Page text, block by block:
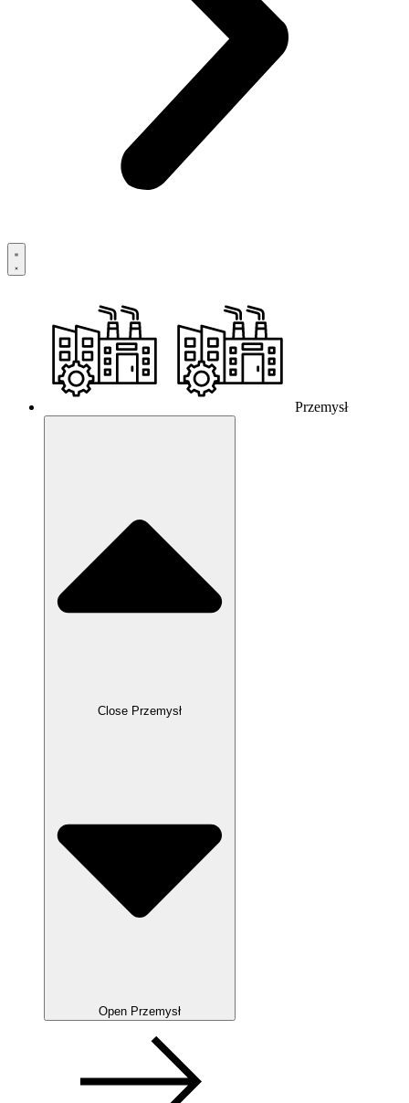
Przemysł
Close Przemysł
Open Przemysł